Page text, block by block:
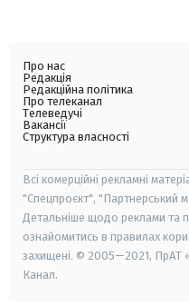
Про нас
Редакція
Редакційна політика
Про телеканал
Телеведучі
Вакансії
Структура власності
Всі комерційні рекламні
"Спецпроєкт", "Партнерський
Детальніше щодо реклами та
ознайомитись в правилах
захищені. © 2005—2021, ПрАТ
Канал.